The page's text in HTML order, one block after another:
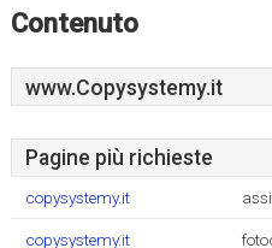
Contenuto
www.Copysystemy.it
Pagine più richieste
copysystemy.it
copysystemy.it